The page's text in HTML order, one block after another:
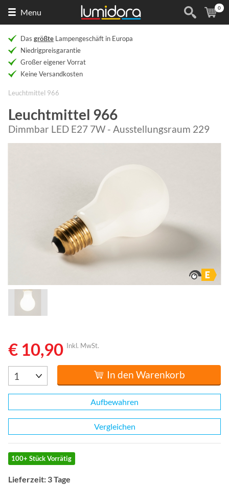
Menu (
0
Das größte Lampengeschäft in Europa
Niedrigpreisgarantie
Großer eigener Vorrat
Keine Versandkosten
Leuchtmittel 966
Leuchtmittel 966
Dimmbar LED E27 7W - Ausstellungsraum 229
€ 10,90 Inkl. MwSt.
In den Warenkorb
Aufbewahren
Vergleichen
100+ Stück Vorrätig
Lieferzeit: 3 Tage